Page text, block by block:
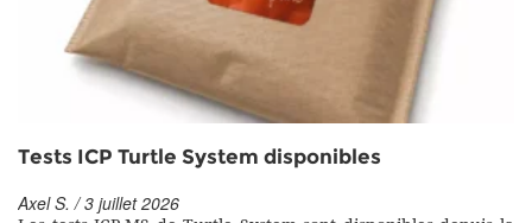
Tests ICP Turtle System disponibles
Axel S. / 3 juillet 2026